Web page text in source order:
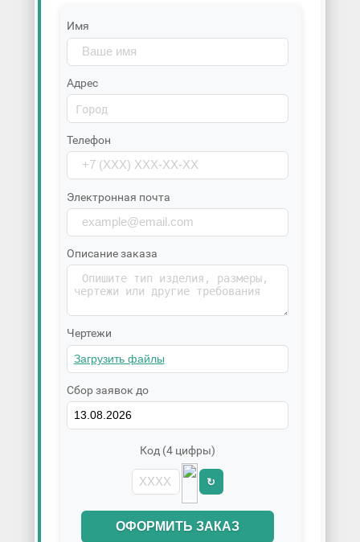
Имя
Адрес
Телефон
Электронная почта
Описание заказа
Чертежи
Сбор заявок до
Код (4 цифры)
↻
ОФОРМИТЬ ЗАКАЗ